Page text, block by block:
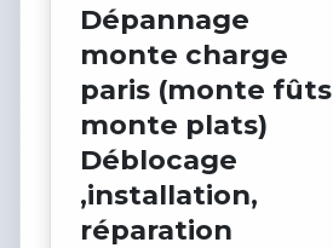
Dépannage
monte charge
paris (monte fûts
monte plats)
Déblocage
,installation,
réparation